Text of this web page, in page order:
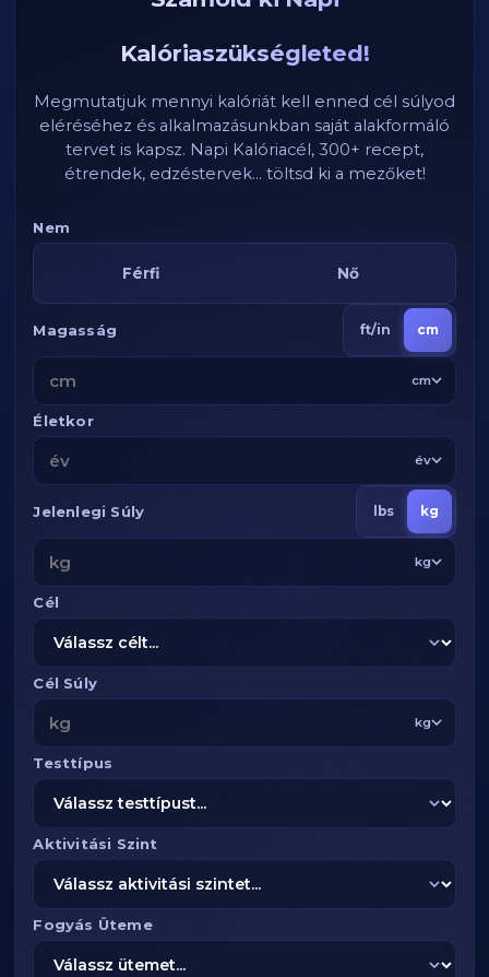
Kalóriaszükségleted!
Megmutatjuk mennyi kalóriát kell enned cél súlyod
eléréséhez és alkalmazásunkban saját alakformáló
tervet is kapsz. Napi Kalóriacél, 300+ recept,
étrendek, edzéstervek... töltsd ki a mezőket!
Nem
Férfi Nő
Magasság ft/in cm
cm
Életkor
év
Jelenlegi Súly lbs kg
kg
Cél
Cél Súly
kg
Testtípus
Aktivitási Szint
Fogyás Üteme